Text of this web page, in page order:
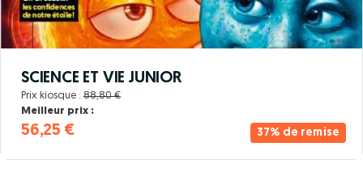
37% de remise
SCIENCE ET VIE JUNIOR
Prix kiosque : 88,80 €
Meilleur prix :
56,25 €